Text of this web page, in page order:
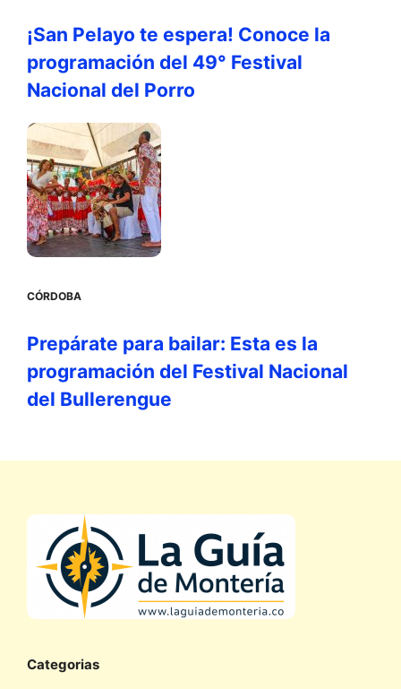
¡San Pelayo te espera! Conoce la
programación del 49° Festival
Nacional del Porro
CÓRDOBA
Prepárate para bailar: Esta es la
programación del Festival Nacional
del Bullerengue
Categorias